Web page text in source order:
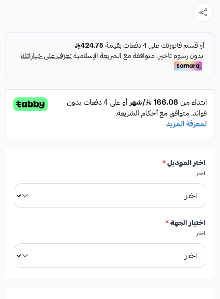
الجودة مصممة لتعزيز أداء نظام الفرامل في سيارتك.
مميزات المنتج:
✓تصميم رياضي مخرم لتهوية أفضل.
✓تبريد فعال للهوبات ومنظومة الفرامل بشكل عام.
✓تحسين أداء الفرامل وزيادة قوتها بنسبة تتراوح بين
30% إلى 50% في الظروف القاسية.
تعمل على تقليل أو إزالة اهتزازات الفرامل (الرجّة) بشكل
اختر الموديل*
اختر
اختيار الجهة*
اختر